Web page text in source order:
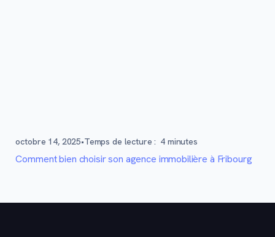
octobre 14, 2025•Temps de lecture : 4 minutes
Comment bien choisir son agence immobilière à Fribourg